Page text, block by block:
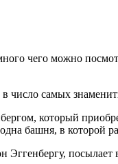
чего можно
самых
который
башня, в которой